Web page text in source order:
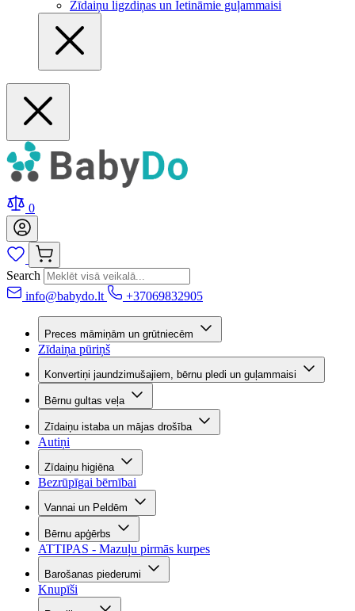
Zīdaiņu ligzdiņas un Ietināmie guļammaisi
0
Search
info@babydo.lt
+37069832905
Preces māmiņām un grūtniecēm
Zīdaiņa pūriņš
Konvertiņi jaundzimušajiem, bērnu pledi un guļammaisi
Bērnu gultas veļa
Zīdaiņu istaba un mājas drošība
Autiņi
Zīdaiņu higiēna
Bezrūpīgai bērnībai
Vannai un Peldēm
Bērnu apģērbs
ATTIPAS - Mazuļu pirmās kurpes
Barošanas piederumi
Knupīši